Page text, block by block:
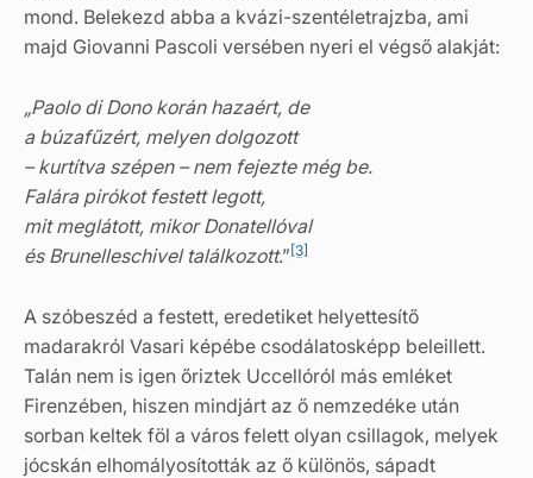
mond. Belekezd abba a kvázi-szentéletrajzba, ami
majd Giovanni Pascoli versében nyeri el végső alakját:
„Paolo di Dono korán hazaért, de
a búzafűzért, melyen dolgozott
– kurtítva szépen – nem fejezte még be.
Falára pirókot festett legott,
mit meglátott, mikor Donatellóval
és Brunelleschivel találkozott.”[3]
A szóbeszéd a festett, eredetiket helyettesítő
madarakról Vasari képébe csodálatosképp beleillett.
Talán nem is igen őriztek Uccellóról más emléket
Firenzében, hiszen mindjárt az ő nemzedéke után
sorban keltek föl a város felett olyan csillagok, melyek
jócskán elhomályosították az ő különös, sápadt